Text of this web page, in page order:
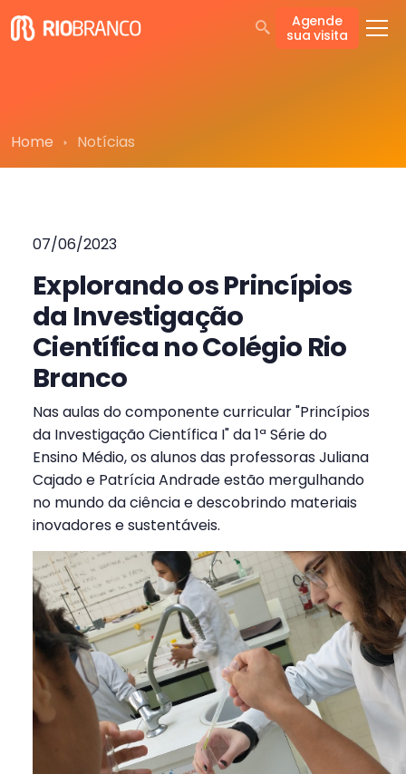
Agende
sua visita
Home Notícias
07/06/2023
Explorando os Princípios
da Investigação
Científica no Colégio Rio
Branco
Nas aulas do componente curricular "Princípios
da Investigação Científica I" da 1ª Série do
Ensino Médio, os alunos das professoras Juliana
Cajado e Patrícia Andrade estão mergulhando
no mundo da ciência e descobrindo materiais
inovadores e sustentáveis.